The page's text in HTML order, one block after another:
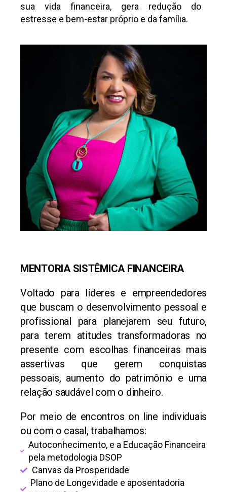
sua vida financeira, gera redução do
estresse e bem-estar próprio e da família.
MENTORIA SISTÊMICA FINANCEIRA
Voltado para líderes e empreendedores
que buscam o desenvolvimento pessoal e
profissional para planejarem seu futuro,
para terem atitudes transformadoras no
presente com escolhas financeiras mais
assertivas que gerem conquistas
pessoais, aumento do patrimônio e uma
relação saudável com o dinheiro.
Por meio de encontros on line individuais
ou com o casal, trabalhamos:
Autoconhecimento, e a Educação Financeira
pela metodologia DSOP
Canvas da Prosperidade
Plano de Longevidade e aposentadoria